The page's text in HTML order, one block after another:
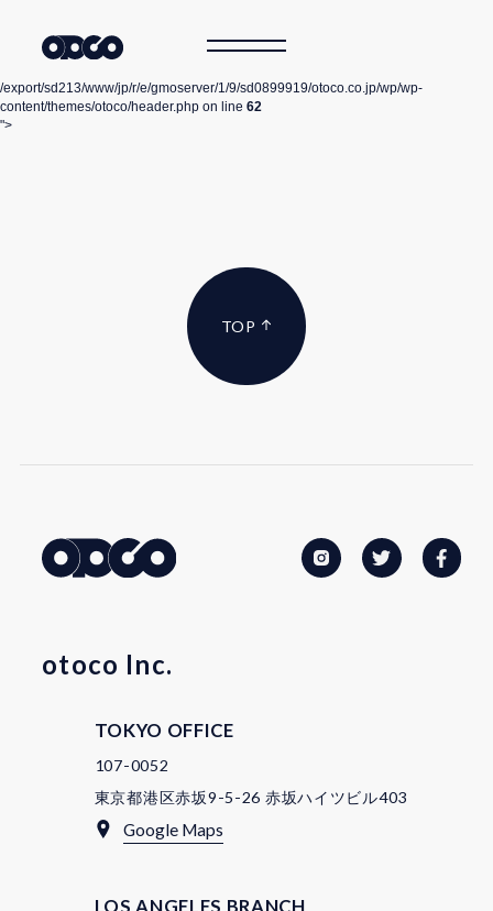
/export/sd213/www/jp/r/e/gmoserver/1/9/sd0899919/otoco.co.jp/wp/wp-
content/themes/otoco/header.php on line 62
">
otoco Inc.
TOKYO OFFICE
107-0052
東京都港区赤坂9-5-26 赤坂ハイツビル403
Google Maps
LOS ANGELES BRANCH
TOP